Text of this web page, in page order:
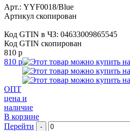
Арт.: YYF0018/Blue
Артикул скопирован
Код GTIN в ЧЗ: 04633009865545
Код GTIN скопирован
810 р
810 р
ОПТ
цена и
наличие
В корзине
Перейти
-